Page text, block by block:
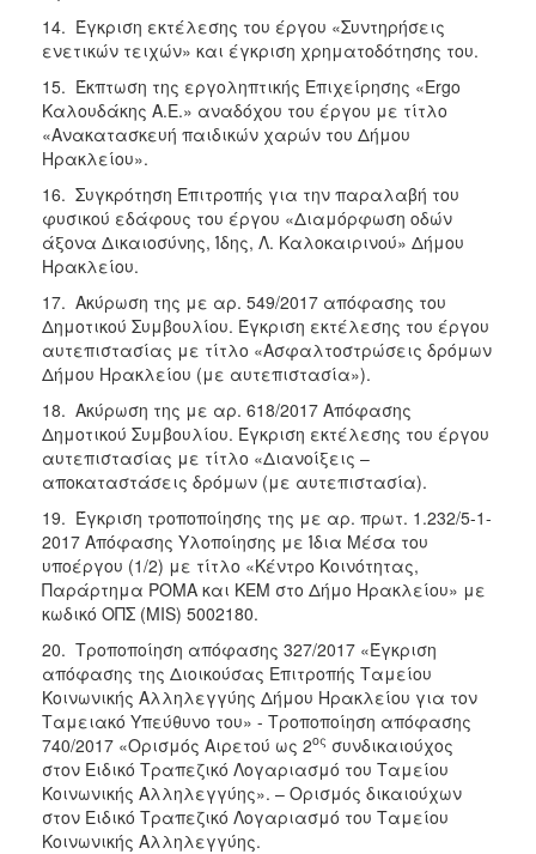
14. Έγκριση εκτέλεσης του έργου «Συντηρήσεις
ενετικών τειχών» και έγκριση χρηματοδότησης του.
15. Έκπτωση της εργοληπτικής Επιχείρησης «Ergo
Καλουδάκης Α.Ε.» αναδόχου του έργου με τίτλο
«Ανακατασκευή παιδικών χαρών του Δήμου
Ηρακλείου».
16. Συγκρότηση Επιτροπής για την παραλαβή του
φυσικού εδάφους του έργου «Διαμόρφωση οδών
άξονα Δικαιοσύνης, Ίδης, Λ. Καλοκαιρινού» Δήμου
Ηρακλείου.
17. Ακύρωση της με αρ. 549/2017 απόφασης του
Δημοτικού Συμβουλίου. Έγκριση εκτέλεσης του έργου
αυτεπιστασίας με τίτλο «Ασφαλτοστρώσεις δρόμων
Δήμου Ηρακλείου (με αυτεπιστασία»).
18. Ακύρωση της με αρ. 618/2017 Απόφασης
Δημοτικού Συμβουλίου. Έγκριση εκτέλεσης του έργου
αυτεπιστασίας με τίτλο «Διανοίξεις –
αποκαταστάσεις δρόμων (με αυτεπιστασία).
19. Έγκριση τροποποίησης της με αρ. πρωτ. 1.232/5-1-
2017 Απόφασης Υλοποίησης με Ίδια Μέσα του
υποέργου (1/2) με τίτλο «Κέντρο Κοινότητας,
Παράρτημα ΡΟΜΑ και ΚΕΜ στο Δήμο Ηρακλείου» με
κωδικό ΟΠΣ (MIS) 5002180.
20. Τροποποίηση απόφασης 327/2017 «Έγκριση
απόφασης της Διοικούσας Επιτροπής Ταμείου
Κοινωνικής Αλληλεγγύης Δήμου Ηρακλείου για τον
Ταμειακό Υπεύθυνο του» - Τροποποίηση απόφασης
740/2017 «Ορισμός Αιρετού ως 2ος συνδικαιούχος
στον Ειδικό Τραπεζικό Λογαριασμό του Ταμείου
Κοινωνικής Αλληλεγγύης». – Ορισμός δικαιούχων
στον Ειδικό Τραπεζικό Λογαριασμό του Ταμείου
Κοινωνικής Αλληλεγγύης.